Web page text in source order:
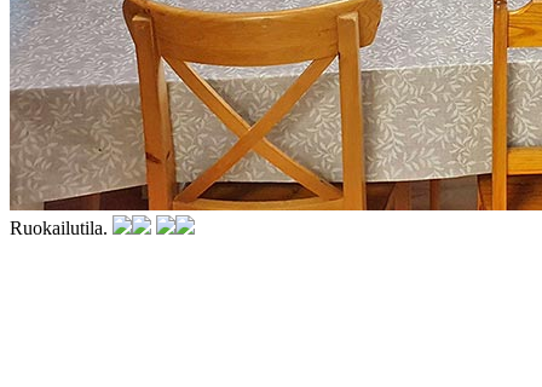
Ruokailutila.